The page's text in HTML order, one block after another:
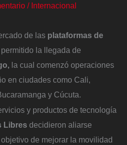
/ Internacional
de las plataformas de
la llegada de
la cual comenzó operaciones
en ciudades como Cali,
y Cúcuta.
y productos de tecnología
Libres decidieron aliarse
de mejorar la movilidad